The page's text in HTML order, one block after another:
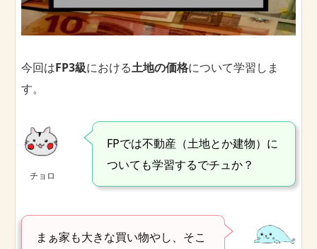
今回はFP3級における土地の価格について学習しま
す。
チョロ
FPでは不動産（土地とか建物）に
ついても学習するでチュか？
まぁ家も大きな買い物やし、そこ